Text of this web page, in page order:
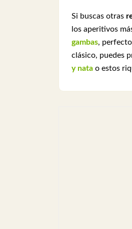
Si buscas otras
los aperitivos
gambas,
clásico, puedes
y nata o estos